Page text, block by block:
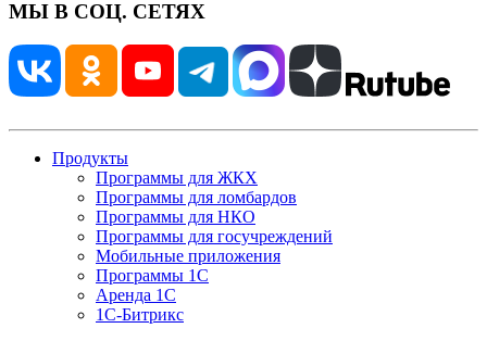
МЫ В СОЦ. СЕТЯХ
Продукты
Программы для ЖКХ
Программы для ломбардов
Программы для НКО
Программы для госучреждений
Мобильные приложения
Программы 1С
Аренда 1С
1С-Битрикс